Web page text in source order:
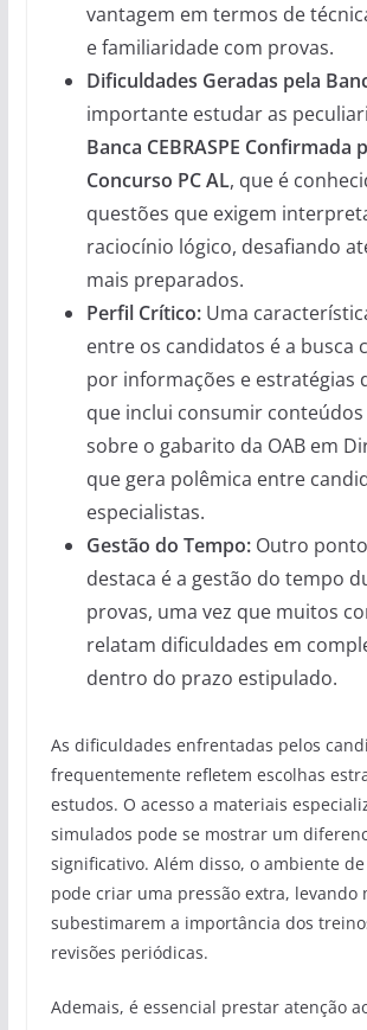
vantagem em termos de
e familiaridade com provas.
Dificuldades Geradas pela
importante estudar as
Banca CEBRASPE Confirmada
Concurso PC AL, que é
questões que exigem
raciocínio lógico, desafiando
mais preparados.
Perfil Crítico:Uma
entre os candidatos é a busca
por informações e estratégias
que inclui consumir
sobre o gabarito da OAB em
que gera polêmica entre
especialistas.
Gestão do Tempo:Outro
destaca é a gestão do tempo
provas, uma vez que muitos
relatam dificuldades em
dentro do prazo estipulado.
As dificuldades enfrentadas pelos
frequentemente refletem escolhas
estudos. O acesso a materiais
simulados pode se mostrar um
significativo. Além disso, o ambiente
pode criar uma pressão extra, levando
subestimarem a importância dos
revisões periódicas.
Ademais, é essencial prestar atenção